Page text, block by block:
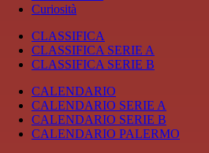
Curiosità
CLASSIFICA
CLASSIFICA SERIE A
CLASSIFICA SERIE B
CALENDARIO
CALENDARIO SERIE A
CALENDARIO SERIE B
CALENDARIO PALERMO